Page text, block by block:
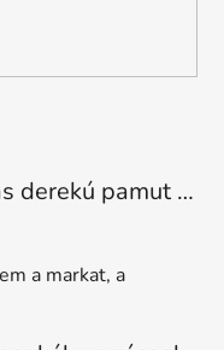
WR.UP® Krém színű magas derekú pamut nadrág RE(MOVE) WRUP1HC001ORG, Z40
a markat, a